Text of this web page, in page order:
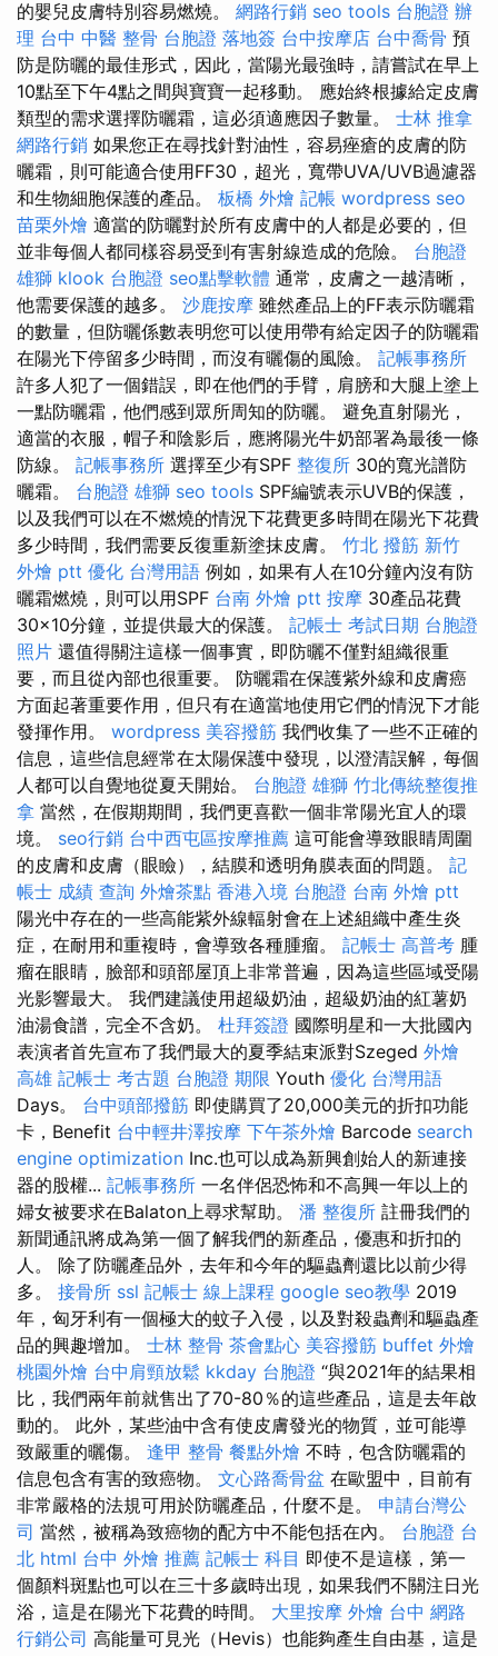
的嬰兒皮膚特別容易燃燒。 網路行銷 seo tools 台胞證 辦
理 台中 中醫 整骨 台胞證 落地簽 台中按摩店 台中喬骨 預
防是防曬的最佳形式，因此，當陽光最強時，請嘗試在早上
10點至下午4點之間與寶寶一起移動。 應始終根據給定皮膚
類型的需求選擇防曬霜，這必須適應因子數量。 士林 推拿
網路行銷 如果您正在尋找針對油性，容易痤瘡的皮膚的防
曬霜，則可能適合使用FF30，超光，寬帶UVA/UVB過濾器
和生物細胞保護的產品。 板橋 外燴 記帳 wordpress seo
苗栗外燴 適當的防曬對於所有皮膚中的人都是必要的，但
並非每個人都同樣容易受到有害射線造成的危險。 台胞證
雄獅 klook 台胞證 seo點擊軟體 通常，皮膚之一越清晰，
他需要保護的越多。 沙鹿按摩 雖然產品上的FF表示防曬霜
的數量，但防曬係數表明您可以使用帶有給定因子的防曬霜
在陽光下停留多少時間，而沒有曬傷的風險。 記帳事務所
許多人犯了一個錯誤，即在他們的手臂，肩膀和大腿上塗上
一點防曬霜，他們感到眾所周知的防曬。 避免直射陽光，
適當的衣服，帽子和陰影后，應將陽光牛奶部署為最後一條
防線。 記帳事務所 選擇至少有SPF 整復所 30的寬光譜防
曬霜。 台胞證 雄獅 seo tools SPF編號表示UVB的保護，
以及我們可以在不燃燒的情況下花費更多時間在陽光下花費
多少時間，我們需要反復重新塗抹皮膚。 竹北 撥筋 新竹
外燴 ptt 優化 台灣用語 例如，如果有人在10分鐘內沒有防
曬霜燃燒，則可以用SPF 台南 外燴 ptt 按摩 30產品花費
30×10分鐘，並提供最大的保護。 記帳士 考試日期 台胞證
照片 還值得關注這樣一個事實，即防曬不僅對組織很重
要，而且從內部也很重要。 防曬霜在保護紫外線和皮膚癌
方面起著重要作用，但只有在適當地使用它們的情況下才能
發揮作用。 wordpress 美容撥筋 我們收集了一些不正確的
信息，這些信息經常在太陽保護中發現，以澄清誤解，每個
人都可以自覺地從夏天開始。 台胞證 雄獅 竹北傳統整復推
拿 當然，在假期期間，我們更喜歡一個非常陽光宜人的環
境。 seo行銷 台中西屯區按摩推薦 這可能會導致眼睛周圍
的皮膚和皮膚（眼瞼），結膜和透明角膜表面的問題。 記
帳士 成績 查詢 外燴茶點 香港入境 台胞證 台南 外燴 ptt
陽光中存在的一些高能紫外線輻射會在上述組織中產生炎
症，在耐用和重複時，會導致各種腫瘤。 記帳士 高普考 腫
瘤在眼睛，臉部和頭部屋頂上非常普遍，因為這些區域受陽
光影響最大。 我們建議使用超級奶油，超級奶油的紅薯奶
油湯食譜，完全不含奶。 杜拜簽證 國際明星和一大批國內
表演者首先宣布了我們最大的夏季結束派對Szeged 外燴
高雄 記帳士 考古題 台胞證 期限 Youth 優化 台灣用語
Days。 台中頭部撥筋 即使購買了20,000美元的折扣功能
卡，Benefit 台中輕井澤按摩 下午茶外燴 Barcode search
engine optimization Inc.也可以成為新興創始人的新連接
器的股權... 記帳事務所 一名伴侶恐怖和不高興一年以上的
婦女被要求在Balaton上尋求幫助。 潘 整復所 註冊我們的
新聞通訊將成為第一個了解我們的新產品，優惠和折扣的
人。 除了防曬產品外，去年和今年的驅蟲劑還比以前少得
多。 接骨所 ssl 記帳士 線上課程 google seo教學 2019
年，匈牙利有一個極大的蚊子入侵，以及對殺蟲劑和驅蟲產
品的興趣增加。 士林 整骨 茶會點心 美容撥筋 buffet 外燴
桃園外燴 台中肩頸放鬆 kkday 台胞證 “與2021年的結果相
比，我們兩年前就售出了70-80％的這些產品，這是去年啟
動的。 此外，某些油中含有使皮膚發光的物質，並可能導
致嚴重的曬傷。 逢甲 整骨 餐點外燴 不時，包含防曬霜的
信息包含有害的致癌物。 文心路喬骨盆 在歐盟中，目前有
非常嚴格的法規可用於防曬產品，什麼不是。 申請台灣公
司 當然，被稱為致癌物的配方中不能包括在內。 台胞證 台
北 html 台中 外燴 推薦 記帳士 科目 即使不是這樣，第一
個顏料斑點也可以在三十多歲時出現，如果我們不關注日光
浴，這是在陽光下花費的時間。 大里按摩 外燴 台中 網路
行銷公司 高能量可見光（Hevis）也能夠產生自由基，這是